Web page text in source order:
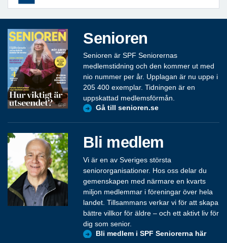
Senioren
Senioren är SPF Seniorernas
medlemstidning och den kommer ut med
nio nummer per år. Upplagan är nu uppe i
205 400 exemplar. Tidningen är en
uppskattad medlemsförmån.
Gå till senioren.se
Bli medlem
Vi är en av Sveriges största
seniororganisationer. Hos oss delar du
gemenskapen med närmare en kvarts
miljon medlemmar i föreningar över hela
landet. Tillsammans verkar vi för att skapa
bättre villkor för äldre – och ett aktivt liv för
dig som senior.
Bli medlem i SPF Seniorerna här